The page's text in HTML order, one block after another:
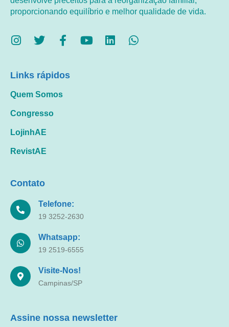
proporcionando equilíbrio e melhor qualidade de vida.
Links rápidos
Quem Somos
Congresso
LojinhAE
RevistAE
Contato
Telefone:
19 3252-2630
Whatsapp:
19 2519-6555
Visite-Nos!
Campinas/SP
Assine nossa newsletter